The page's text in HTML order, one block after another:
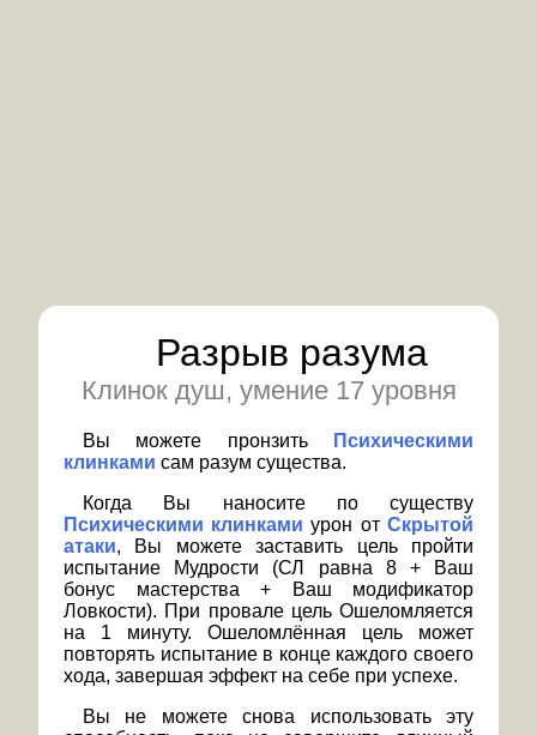
Разрыв разума
Клинок душ, умение 17 уровня
Вы можете пронзить
Психическими
клинками сам разум существа.
Когда Вы наносите по существу
Психическими клинками урон от Скрытой
атаки, Вы можете заставить цель пройти
испытание Мудрости (СЛ равна 8 + Ваш
бонус мастерства + Ваш модификатор
Ловкости). При провале цель Ошеломляется
на 1 минуту. Ошеломлённая цель может
повторять испытание в конце каждого своего
хода, завершая эффект на себе при успехе.
Вы не можете снова использовать эту